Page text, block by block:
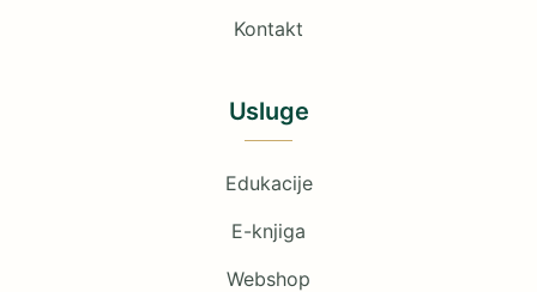
Kontakt
Usluge
Edukacije
E-knjiga
Webshop